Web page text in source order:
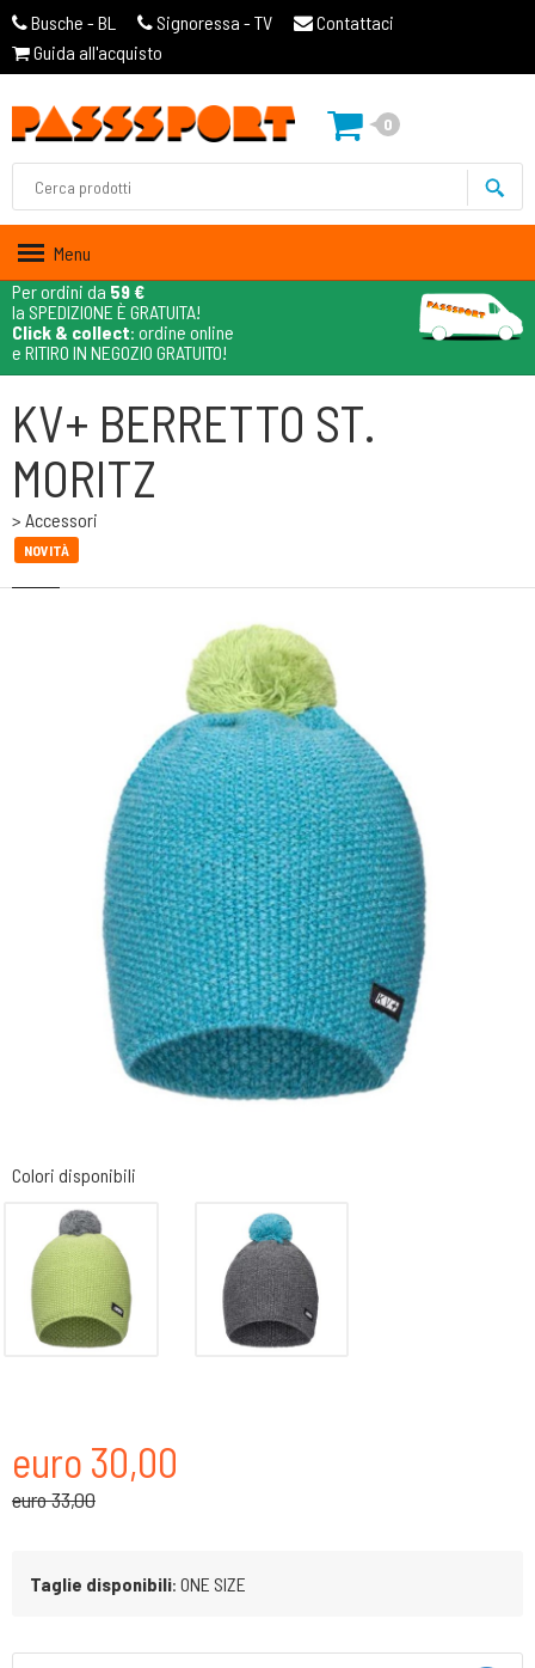
Busche - BL Signoressa - TV
Contattaci
Guida all'acquisto
0
Menu
Per ordini da 59 €
la SPEDIZIONE È GRATUITA!
Click & collect: ordine online
e RITIRO IN NEGOZIO GRATUITO!
KV+ BERRETTO ST.
MORITZ
> Accessori
NOVITÀ
Colori disponibili
euro 30,00
euro 33,00
Taglie disponibili: ONE SIZE